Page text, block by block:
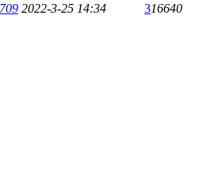
2022-3-25 14:34 316640